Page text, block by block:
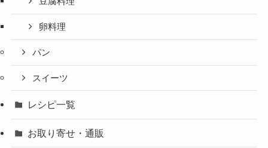
卵料理
パン
スイーツ
レシピ一覧
お取り寄せ・通販